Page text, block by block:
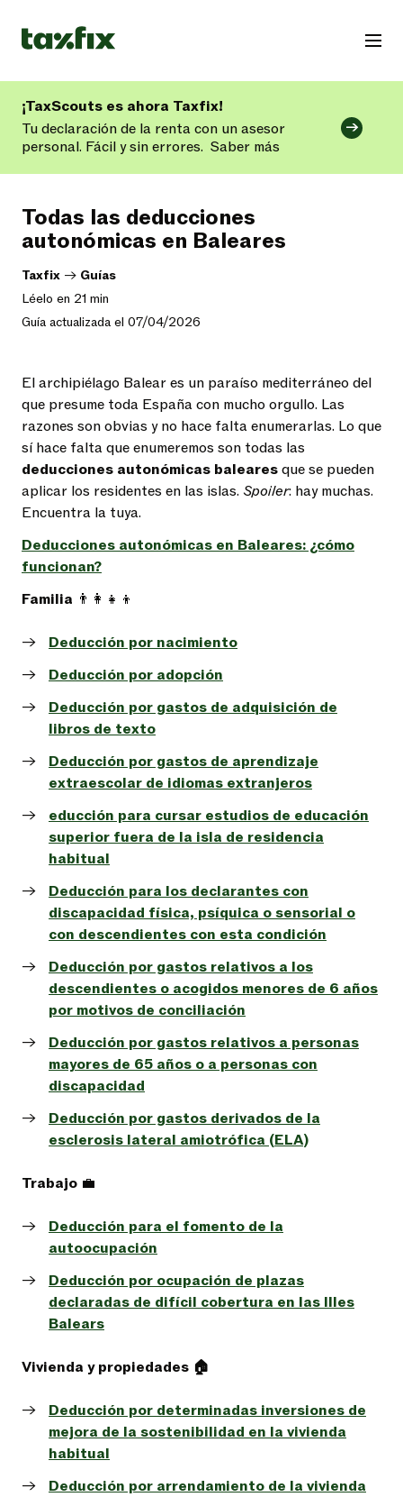
¡TaxScouts es ahora Taxfix!
Tu declaración de la renta con un asesor
personal. Fácil y sin errores. Saber más
Todas las deducciones
autonómicas en Baleares
Taxfix -> Guías
Léelo en 21 min
Guía actualizada el 07/04/2026
El archipiélago Balear es un paraíso mediterráneo del
que presume toda España con mucho orgullo. Las
razones son obvias y no hace falta enumerarlas. Lo que
sí hace falta que enumeremos son todas las
deducciones autonómicas balearesque se pueden
aplicar los residentes en las islas. Spoiler: hay muchas.
Encuentra la tuya.
Deducciones autonómicas en Baleares: ¿cómo
funcionan?
Familia 👨‍👩‍👧‍👦
Deducción por nacimiento
Deducción por adopción
Deducción por gastos de adquisición de
libros de texto
Deducción por gastos de aprendizaje
extraescolar de idiomas extranjeros
educción para cursar estudios de educación
superior fuera de la isla de residencia
habitual
Deducción para los declarantes con
discapacidad física, psíquica o sensorial o
con descendientes con esta condición
Deducción por gastos relativos a los
descendientes o acogidos menores de 6 años
por motivos de conciliación
Deducción por gastos relativos a personas
mayores de 65 años o a personas con
discapacidad
Deducción por gastos derivados de la
esclerosis lateral amiotrófica (ELA)
Trabajo 💼
Deducción para el fomento de la
autoocupación
Deducción por ocupación de plazas
declaradas de difícil cobertura en las Illes
Balears
Vivienda y propiedades 🏠
Deducción por determinadas inversiones de
mejora de la sostenibilidad en la vivienda
habitual
Deducción por arrendamiento de la vivienda